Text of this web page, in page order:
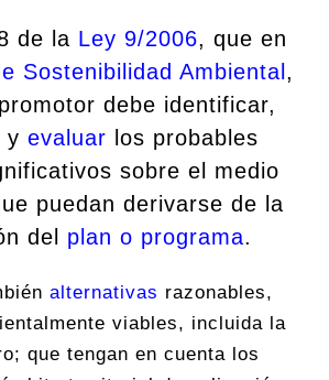
de la Ley 9/2006, que en
Sostenibilidad Ambiental ,
debe identificar,
y evaluar los probables
sobre el medio
puedan derivarse de la
del plan o programa.
alternativas razonables,
viables, incluida la
que tengan en cuenta los